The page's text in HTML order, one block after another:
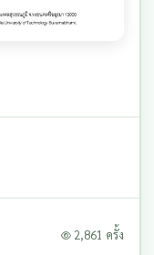
2,861 ครั้ง